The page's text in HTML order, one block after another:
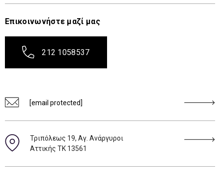
Επικοινωνήστε μαζί μας
212 1058537
[email protected]
Τριπόλεως 19, Αγ. Ανάργυροι
Αττικής ΤΚ 13561